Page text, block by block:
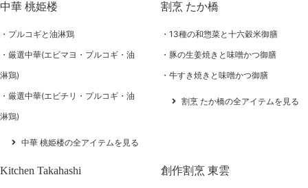
中華 桃姫楼
プルコギと油淋鶏
厳選中華(エビマヨ・プルコギ・油
淋鶏)
厳選中華(エビチリ・プルコギ・油
淋鶏)
中華 桃姫楼の全アイテムを見る
割烹 たか橋
13種の和惣菜と十六穀米御膳
豚の生姜焼きと味噌かつ御膳
牛すき焼きと味噌かつ御膳
割烹 たか橋の全アイテムを見る
Kitchen Takahashi 創作割烹 東雲